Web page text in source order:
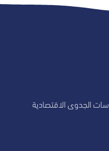
الجدوى الاقتصادية